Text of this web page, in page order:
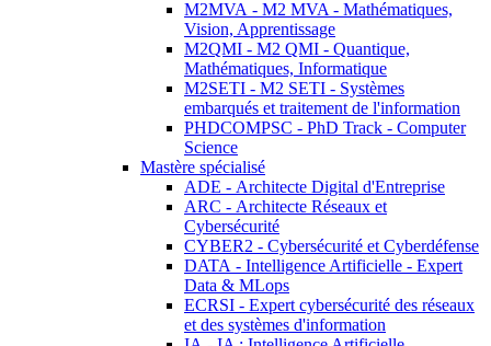
M2MVA - M2 MVA - Mathématiques,
Vision, Apprentissage
M2QMI - M2 QMI - Quantique,
Mathématiques, Informatique
M2SETI - M2 SETI - Systèmes
embarqués et traitement de l'information
PHDCOMPSC - PhD Track - Computer
Science
Mastère spécialisé
ADE - Architecte Digital d'Entreprise
ARC - Architecte Réseaux et
Cybersécurité
CYBER2 - Cybersécurité et Cyberdéfense
DATA - Intelligence Artificielle - Expert
Data & MLops
ECRSI - Expert cybersécurité des réseaux
et des systèmes d'information